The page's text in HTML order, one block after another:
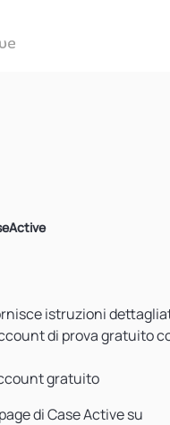
istruzioni
di prova gratuito
gratuito
di Case Active su